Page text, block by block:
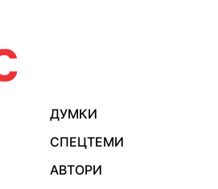
ДУМКИ
СПЕЦТЕМИ
АВТОРИ